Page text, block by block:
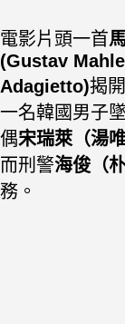
電影片頭一首
(Gustav
Adagietto)揭
一名韓國男子
偶宋瑞萊（湯唯
而刑警海俊（
務。